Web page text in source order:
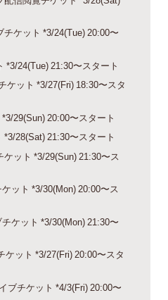
ケット *3/24(Tue) 20:00〜
*3/24(Tue) 21:30〜スタート
ケット *3/27(Fri) 18:30〜スタ
29(Sun) 20:00〜スタート
28(Sat) 21:30〜スタート
ット *3/29(Sun) 21:30〜ス
ット *3/30(Mon) 20:00〜ス
ケット *3/30(Mon) 21:30〜
ケット *3/27(Fri) 20:00〜スタ
ブチケット *4/3(Fri) 20:00〜